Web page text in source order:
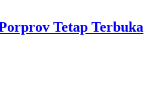
Tetap Terbuka